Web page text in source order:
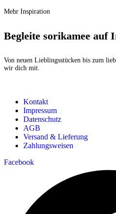
Mehr Inspiration
Begleite sorikamee auf
Von neuen Lieblingsstücken bis zum
wir dich mit.
Kontakt
Impressum
Datenschutz
AGB
Versand & Lieferung
Zahlungsweisen
Facebook